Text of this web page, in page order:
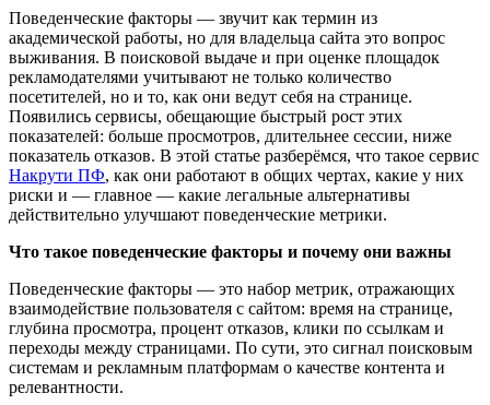
Поведенческие факторы — звучит как термин из
академической работы, но для владельца сайта это вопрос
выживания. В поисковой выдаче и при оценке площадок
рекламодателями учитывают не только количество
посетителей, но и то, как они ведут себя на странице.
Появились сервисы, обещающие быстрый рост этих
показателей: больше просмотров, длительнее сессии, ниже
показатель отказов. В этой статье разберёмся, что такое сервис
Накрути ПФ, как они работают в общих чертах, какие у них
риски и — главное — какие легальные альтернативы
действительно улучшают поведенческие метрики.
Что такое поведенческие факторы и почему они важны
Поведенческие факторы — это набор метрик, отражающих
взаимодействие пользователя с сайтом: время на странице,
глубина просмотра, процент отказов, клики по ссылкам и
переходы между страницами. По сути, это сигнал поисковым
системам и рекламным платформам о качестве контента и
релевантности.